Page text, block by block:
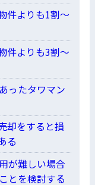
件よりも1割〜
件よりも3割〜
ったタワマン
却をすると損
る
が難しい場合
とを検討する